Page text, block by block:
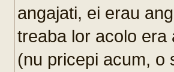
angajati, ei erau
treaba lor acolo era
(nu pricepi acum, o